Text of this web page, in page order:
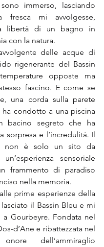
immerso, lasciando
fresca mi avvolgesse,
libertà di un bagno in
con la natura.
delle acque di
rigenerante del Bassin
opposte ma
fascino. E come se
una corda sulla parete
ha condotto a una piscina
bacino segreto che ha
sorpresa e l’incredulità. Il
non è solo un sito da
sensoriale
frammento di paradiso
nella memoria.
prime esperienze della
il Bassin Bleu e mi
Gourbeyre. Fondata nel
d’Ane e ribattezzata nel
dell’ammiraglio